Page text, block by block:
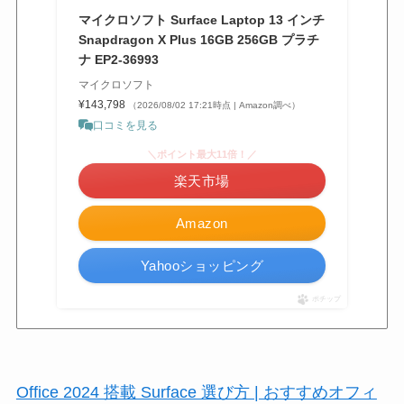
マイクロソフト Surface Laptop 13 インチ
Snapdragon X Plus 16GB 256GB プラチ
ナ EP2-36993
マイクロソフト
¥143,798
（2026/08/02 17:21時点 | Amazon調べ）
口コミを見る
Amazon
＼ポイント最大11倍！／
楽天市場
Yahooショッピング
ポチップ
Office 2024 搭載 Surface 選び方 | おすすめオフィ